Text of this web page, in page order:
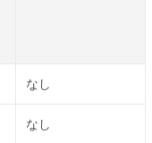
なし
なし